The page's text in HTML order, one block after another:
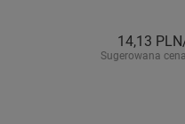
14,13
Sugerowana